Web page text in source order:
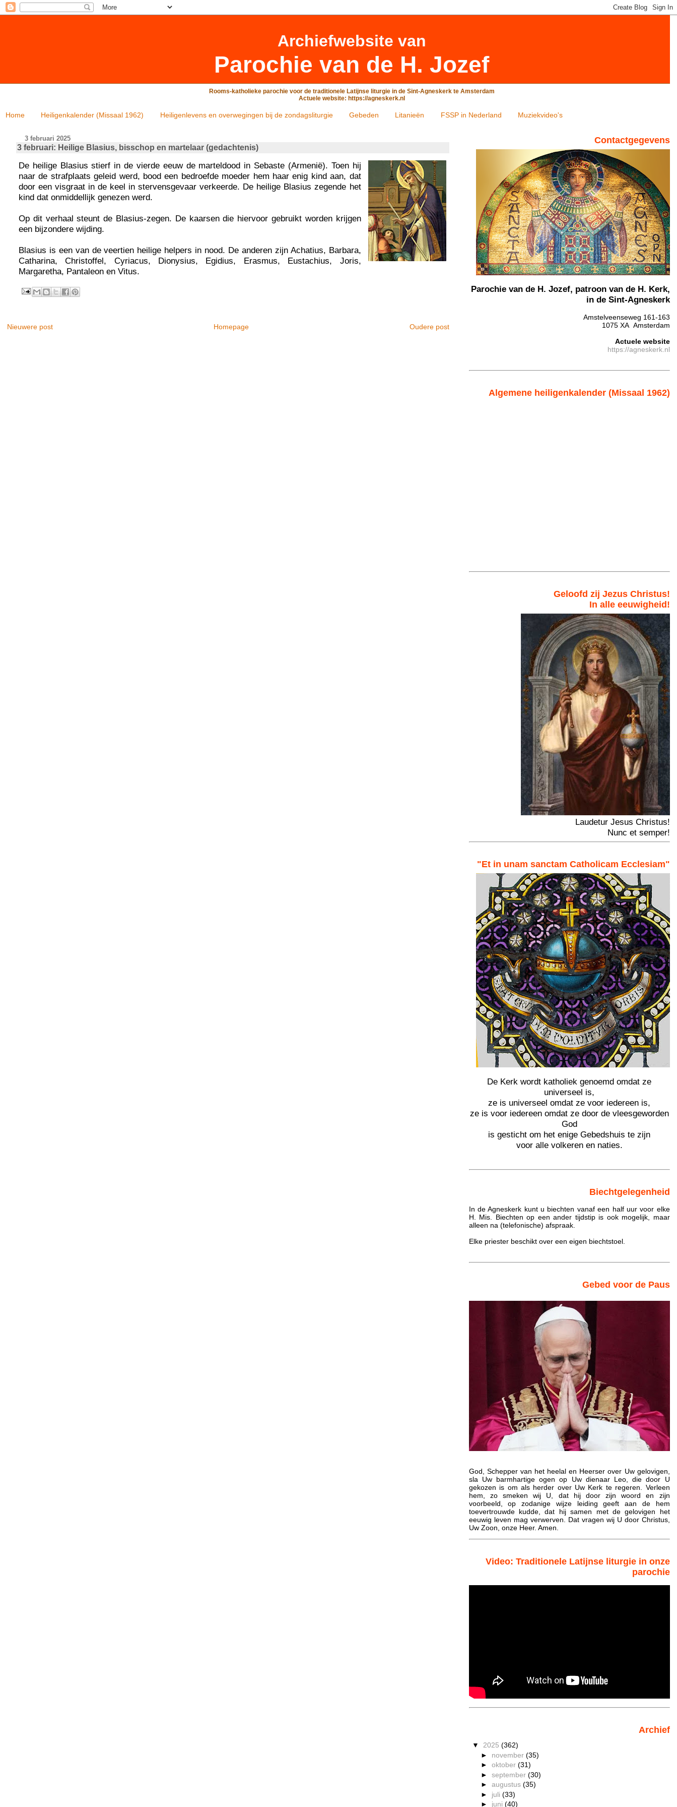
Archiefwebsite van
Parochie van de H. Jozef
Rooms-katholieke parochie voor de traditionele Latijnse liturgie in de Sint-Agneskerk te Amsterdam
Actuele website: https://agneskerk.nl
Home Heiligenkalender (Missaal 1962) Heiligenlevens en overwegingen bij de zondagsliturgie Gebeden Litanieën FSSP in Nederland Muziekvideo's
3 februari 2025
3 februari: Heilige Blasius, bisschop en martelaar (gedachtenis)
De heilige Blasius stierf in de vierde eeuw de marteldood in Sebaste (Armenië). Toen hij
naar de strafplaats geleid werd, bood een bedroefde moeder hem haar enig kind aan, dat
door een visgraat in de keel in stervensgevaar verkeerde. De heilige Blasius zegende het
kind dat onmiddellijk genezen werd.
Op dit verhaal steunt de Blasius-zegen. De kaarsen die hiervoor gebruikt worden krijgen
een bijzondere wijding.
Blasius is een van de veertien heilige helpers in nood. De anderen zijn Achatius, Barbara,
Catharina, Christoffel, Cyriacus, Dionysius, Egidius, Erasmus, Eustachius, Joris,
Margaretha, Pantaleon en Vitus.
Nieuwere post Oudere post
Homepage
Contactgegevens
Parochie van de H. Jozef, patroon van de H. Kerk,
in de Sint-Agneskerk
Amstelveenseweg 161-163
1075 XA Amsterdam
Actuele website
https://agneskerk.nl
Algemene heiligenkalender (Missaal 1962)
Geloofd zij Jezus Christus!
In alle eeuwigheid!
Laudetur Jesus Christus!
Nunc et semper!
"Et in unam sanctam Catholicam Ecclesiam"
De Kerk wordt katholiek genoemd omdat ze
universeel is,
ze is universeel omdat ze voor iedereen is,
ze is voor iedereen omdat ze door de vleesgeworden
God
is gesticht om het enige Gebedshuis te zijn
voor alle volkeren en naties.
Biechtgelegenheid
In de Agneskerk kunt u biechten vanaf een half uur voor elke
H. Mis. Biechten op een ander tijdstip is ook mogelijk, maar
alleen na (telefonische) afspraak.
Elke priester beschikt over een eigen biechtstoel.
Gebed voor de Paus
God, Schepper van het heelal en Heerser over Uw gelovigen,
sla Uw barmhartige ogen op Uw dienaar Leo, die door U
gekozen is om als herder over Uw Kerk te regeren. Verleen
hem, zo smeken wij U, dat hij door zijn woord en zijn
voorbeeld, op zodanige wijze leiding geeft aan de hem
toevertrouwde kudde, dat hij samen met de gelovigen het
eeuwig leven mag verwerven. Dat vragen wij U door Christus,
Uw Zoon, onze Heer. Amen.
Video: Traditionele Latijnse liturgie in onze
parochie
Archief
▼ 2025 (362)
► november(35)
►oktober(31)
►september(30)
►augustus(35)
► juli(33)
► juni(40)